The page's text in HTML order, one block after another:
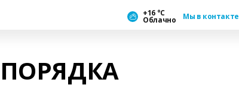
+16 °С
Облачно Мы в контакте